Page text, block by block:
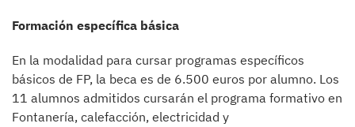
Formación específica básica
En la modalidad para cursar programas específicos
básicos de FP, la beca es de 6.500 euros por alumno. Los
11 alumnos admitidos cursarán el programa formativo en
Fontanería, calefacción, electricidad y